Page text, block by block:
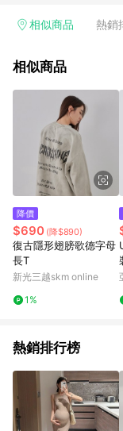
理念不斷向前邁進，並
相似商品 熱銷
相似商品
降價
$690 (降$890)
復古隱形翅膀歌德字母
長T
新光三越skm online
1%
熱銷排行榜